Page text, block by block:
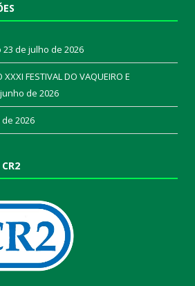
23 de julho de 2026
FESTIVAL DO VAQUEIRO E
de 2026
2026